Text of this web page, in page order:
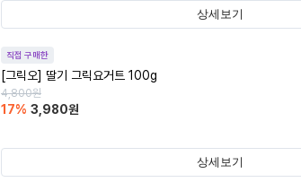
상세보기
직접 구매한
[그릭오] 딸기 그릭요거트 100g
4,800원
17% 3,980원
상세보기